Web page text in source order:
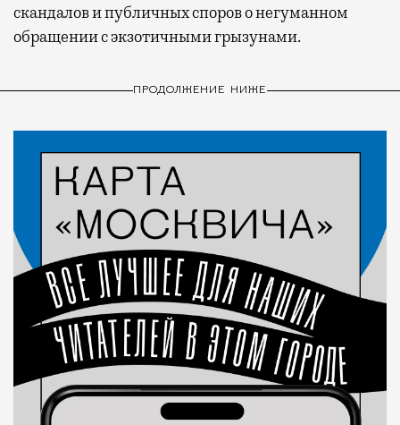
скандалов и публичных споров о негуманном
обращении с экзотичными грызунами.
ПРОДОЛЖЕНИЕ НИЖЕ